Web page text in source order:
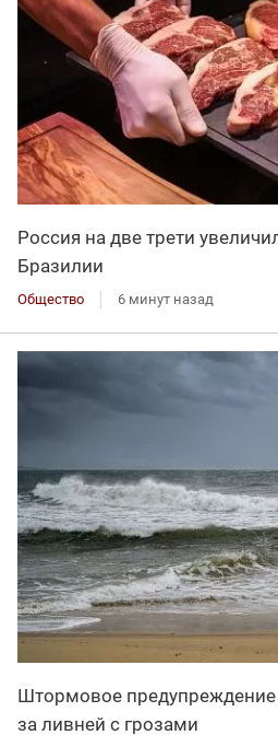
Россия на две трети
Бразилии
Общество 6 минут назад
Штормовое
за ливней с грозами